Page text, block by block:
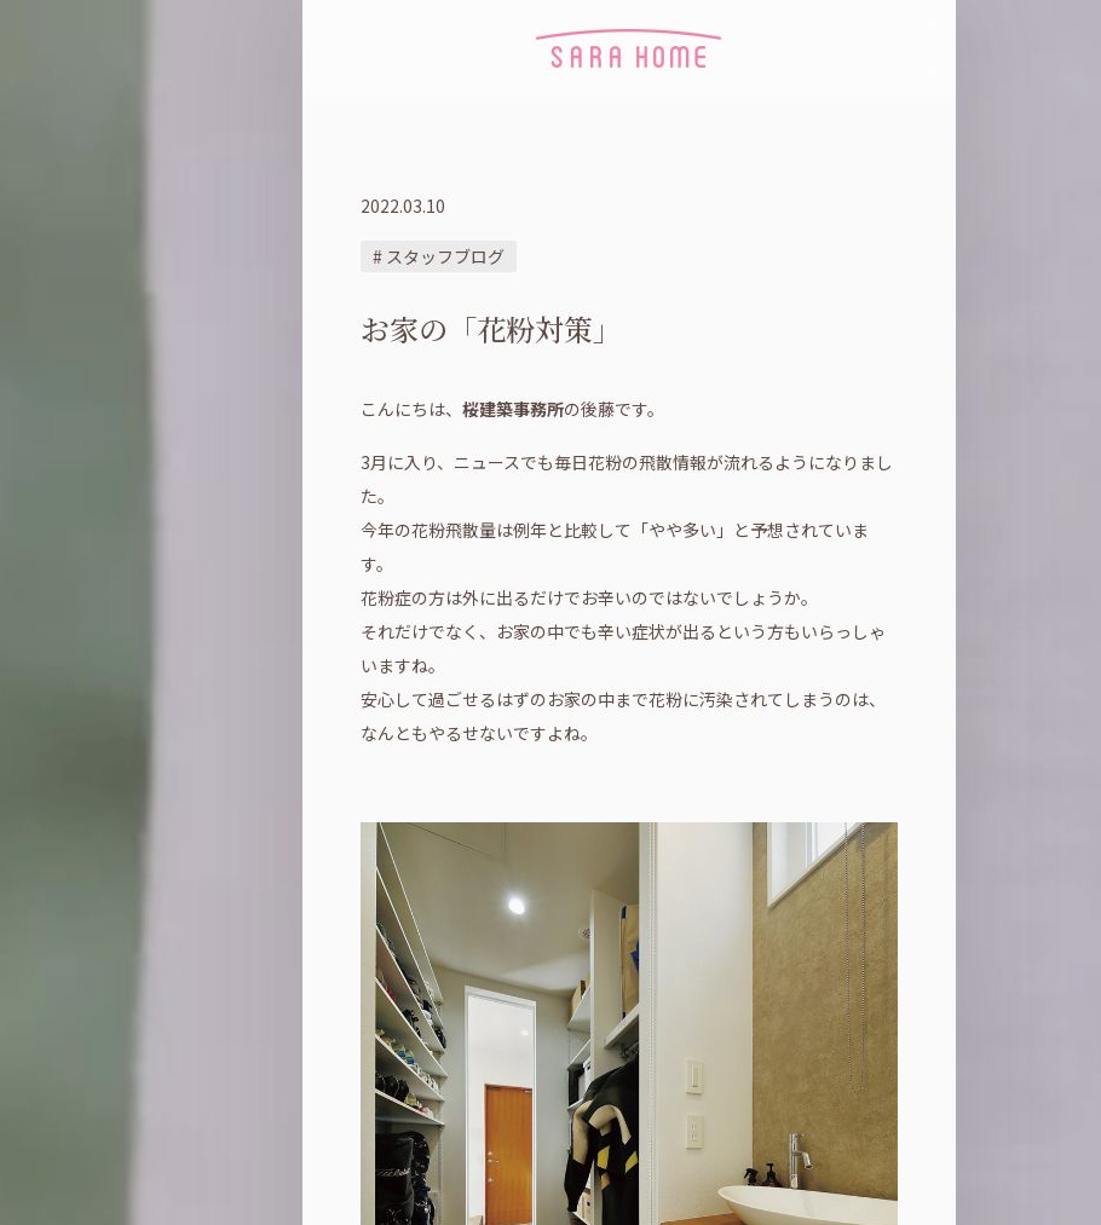
2022.03.10
# スタッフブログ
お家の「花粉対策」
こんにちは、 桜建築事務所の後藤です。
3月に入り、ニュースでも毎日花粉の飛散情報が流れるようになりまし
た。
今年の花粉飛散量は例年と比較して「やや多い」と予想されていま
す。
花粉症の方は外に出るだけでお辛いのではないでしょうか。
それだけでなく、お家の中でも辛い症状が出るという方もいらっしゃ
いますね。
安心して過ごせるはずのお家の中まで花粉に汚染されてしまうのは、
なんともやるせないですよね。